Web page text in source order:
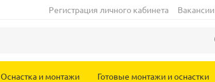
Регистрация личного кабинета Вакансии
Оснастка и монтажи Готовые монтажи и оснастки